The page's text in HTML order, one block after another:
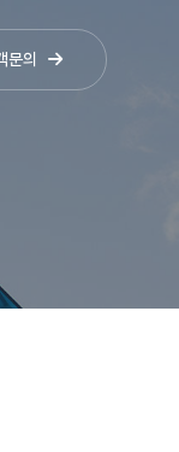
문의